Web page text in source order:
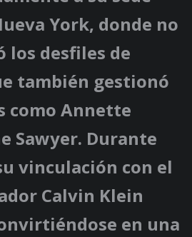
York, donde no
los desfiles de
también gestionó
como Annette
Sawyer. Durante
vinculación con el
Calvin Klein
en una